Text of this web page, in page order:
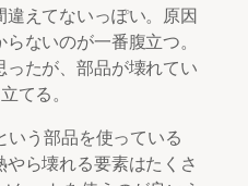
えてないっぽい。原因
ないのが一番腹立つ。
たが、部品が壊れてい
てる。
いう部品を使っている
ら壊れる要素はたくさ